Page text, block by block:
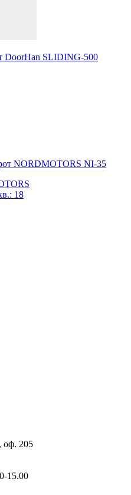
DoorHan SLIDING-500
NORDMOTORS NI-35
18
оф. 205
15.00